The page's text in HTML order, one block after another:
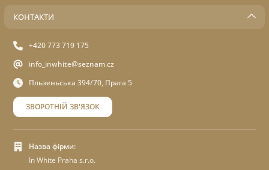
КОНТАКТИ
+420 773 719 175
info_inwhite@seznam.cz
Пльзеньська 394/70, Прага 5
ЗВОРОТНІЙ ЗВ'ЯЗОК
Назва фірми:
In White Praha s.r.o.